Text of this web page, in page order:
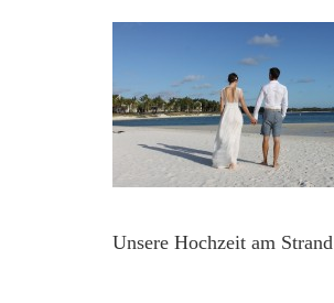
Unsere Hochzeit am Strand